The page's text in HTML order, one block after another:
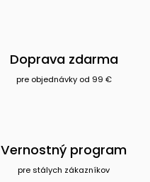
Doprava zdarma
pre objednávky od 99 €
Vernostný program
pre stálych zákazníkov